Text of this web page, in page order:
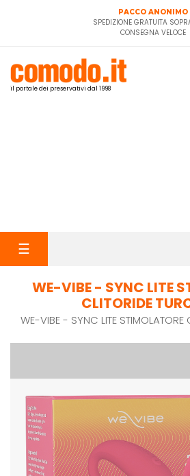
PACCO ANONIMO
SPEDIZIONE GRATUITA
CONSEGNA VELOCE
il portale dei preservativi dal 1998
navigazione
☰
WE-VIBE - SYNC LITE
CLITORIDE
WE-VIBE - SYNC LITE STIMOLATORE